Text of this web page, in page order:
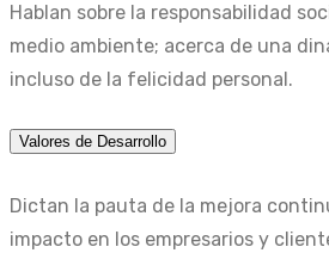
Hablan sobre la responsabilidad
medio ambiente; acerca de una
incluso de la felicidad personal.
Valores de Desarrollo
Dictan la pauta de la mejora
impacto en los empresarios y